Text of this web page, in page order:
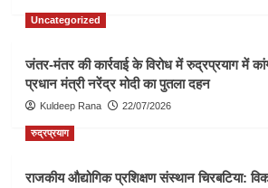
Uncategorized
जंतर-मंतर की कार्रवाई के विरोध में रुद्रप्रयाग में
प्रधान मंत्री नरेंद्र मोदी का पुतला दहन
Kuldeep Rana 22/07/2026
रुद्रप्रयाग
राजकीय औद्योगिक प्रशिक्षण संस्थान चिरबटिया: